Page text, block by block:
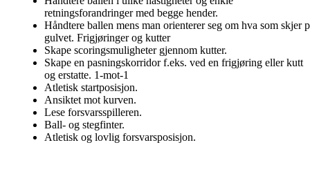
retningsforandringer med begge hender.
Håndtere ballen mens man orienterer seg om hva som skjer
gulvet. Frigjøringer og kutter
Skape scoringsmuligheter gjennom kutter.
Skape en pasningskorridor f.eks. ved en frigjøring eller kutt
og erstatte. 1-mot-1
Atletisk startposisjon.
Ansiktet mot kurven.
Lese forsvarsspilleren.
Ball- og stegfinter.
Atletisk og lovlig forsvarsposisjon.